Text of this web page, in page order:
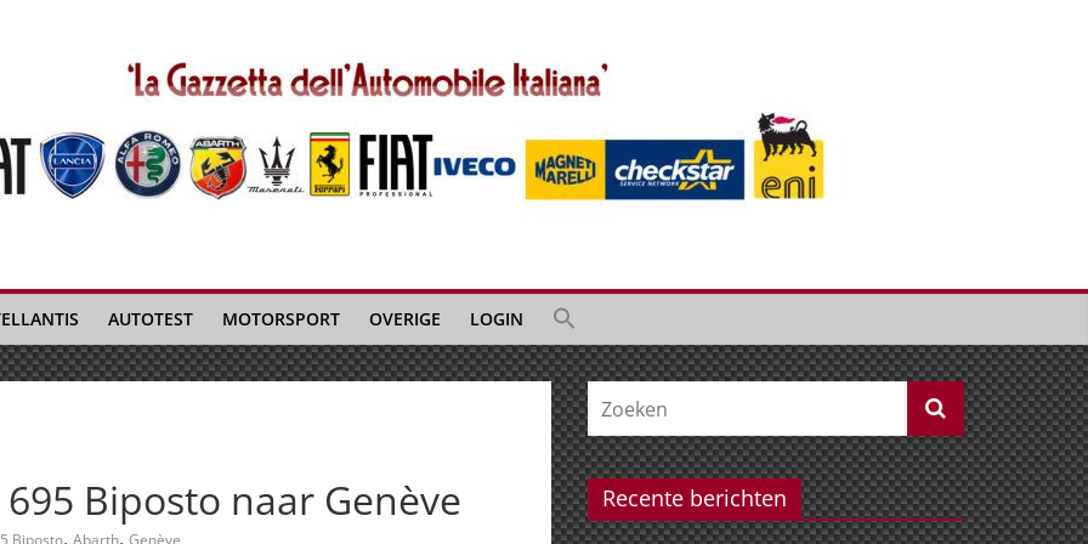
AUTOTEST MOTORSPORT OVERIGE LOGIN
Biposto naar Genève
Biposto, Abarth, Genève
Recente berichten